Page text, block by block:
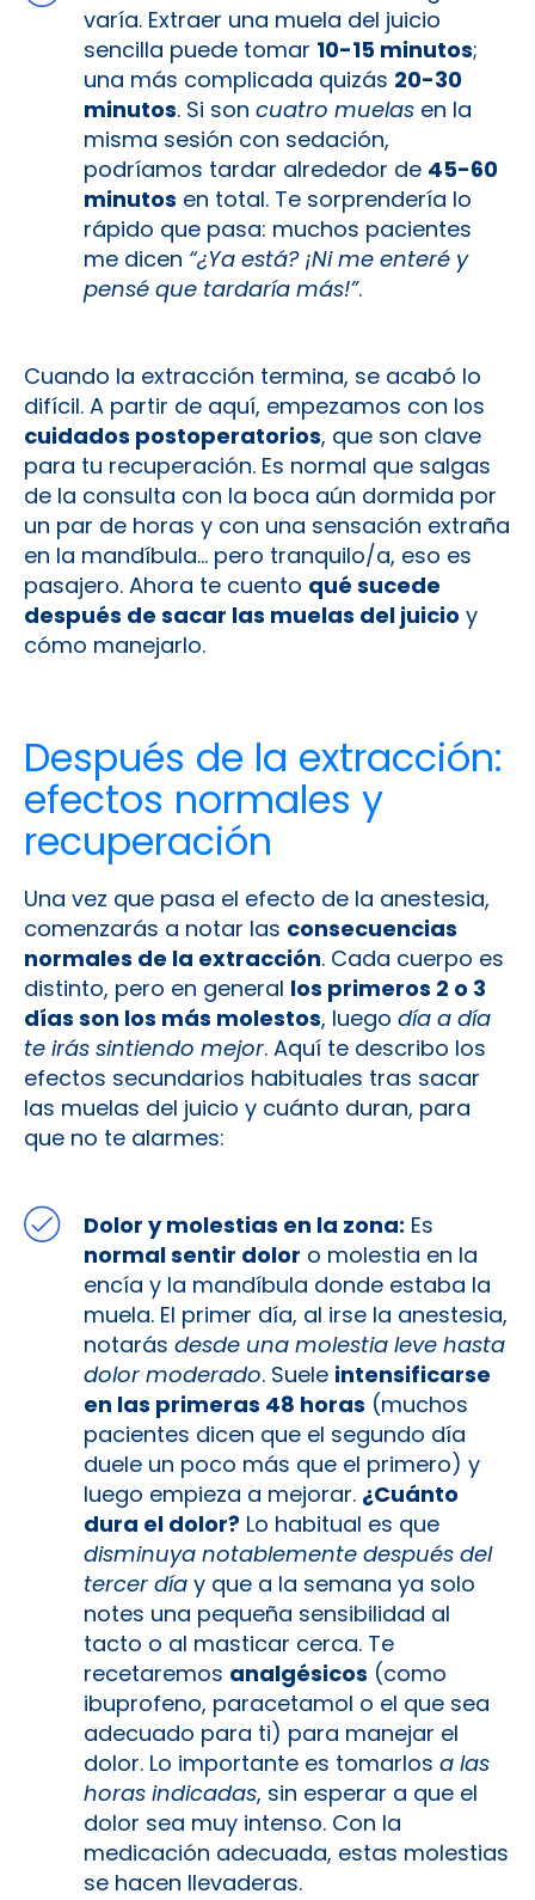
varía. Extraer una muela del juicio
sencilla puede tomar 10-15 minutos;
una más complicada quizás 20-30
minutos. Si son cuatro muelas en la
misma sesión con sedación,
podríamos tardar alrededor de 45-60
minutos en total. Te sorprendería lo
rápido que pasa: muchos pacientes
me dicen “¿Ya está? ¡Ni me enteré y
pensé que tardaría más!”.
Cuando la extracción termina, se acabó lo
difícil. A partir de aquí, empezamos con los
cuidados postoperatorios, que son clave
para tu recuperación. Es normal que salgas
de la consulta con la boca aún dormida por
un par de horas y con una sensación extraña
en la mandíbula… pero tranquilo/a, eso es
pasajero. Ahora te cuento qué sucede
después de sacar las muelas del juicio y
cómo manejarlo.
Después de la extracción:
efectos normales y
recuperación
Una vez que pasa el efecto de la anestesia,
comenzarás a notar las consecuencias
normales de la extracción. Cada cuerpo es
distinto, pero en general los primeros 2 o 3
días son los más molestos, luego día a día
te irás sintiendo mejor. Aquí te describo los
efectos secundarios habituales tras sacar
las muelas del juicio y cuánto duran, para
que no te alarmes:
Dolor y molestias en la zona: Es
normal sentir dolor o molestia en la
encía y la mandíbula donde estaba la
muela. El primer día, al irse la anestesia,
notarás desde una molestia leve hasta
dolor moderado. Suele intensificarse
en las primeras 48 horas (muchos
pacientes dicen que el segundo día
duele un poco más que el primero) y
luego empieza a mejorar. ¿Cuánto
dura el dolor? Lo habitual es que
disminuya notablemente después del
tercer día y que a la semana ya solo
notes una pequeña sensibilidad al
tacto o al masticar cerca. Te
recetaremos analgésicos (como
ibuprofeno, paracetamol o el que sea
adecuado para ti) para manejar el
dolor. Lo importante es tomarlos a las
horas indicadas, sin esperar a que el
dolor sea muy intenso. Con la
medicación adecuada, estas molestias
se hacen llevaderas.